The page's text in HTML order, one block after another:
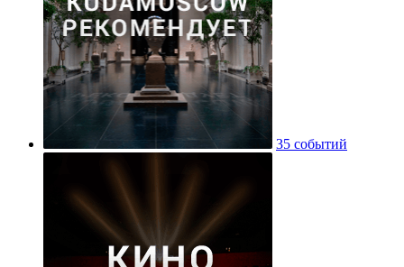
35 событий